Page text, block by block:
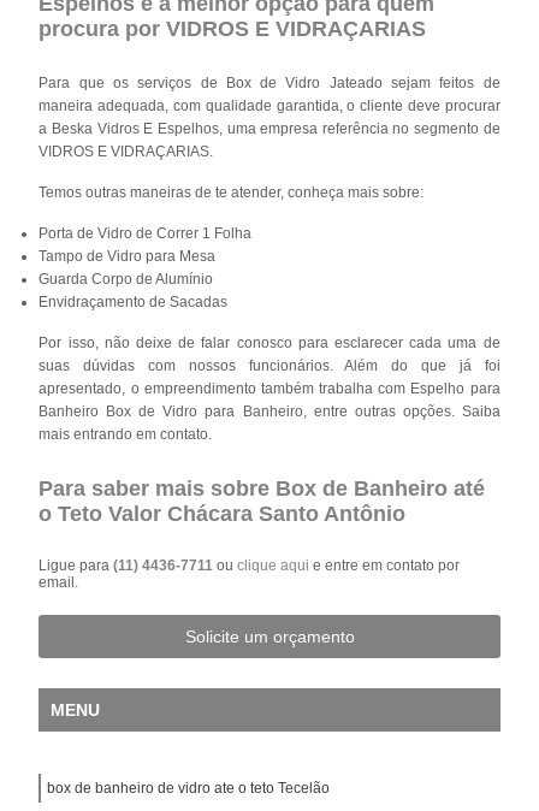
procura por VIDROS E VIDRAÇARIAS
Para que os serviços de Box de Vidro Jateado sejam feitos de
maneira adequada, com qualidade garantida, o cliente deve procurar
a Beska Vidros E Espelhos, uma empresa referência no segmento de
VIDROS E VIDRAÇARIAS.
Temos outras maneiras de te atender, conheça mais sobre:
Porta de Vidro de Correr 1 Folha
Tampo de Vidro para Mesa
Guarda Corpo de Alumínio
Envidraçamento de Sacadas
Por isso, não deixe de falar conosco para esclarecer cada uma de
suas dúvidas com nossos funcionários. Além do que já foi
apresentado, o empreendimento também trabalha com Espelho para
Banheiro Box de Vidro para Banheiro, entre outras opções. Saiba
mais entrando em contato.
Para saber mais sobre Box de Banheiro até
o Teto Valor Chácara Santo Antônio
Ligue para(11) 4436-7711ouclique aqui e entre em contato por
email.
Solicite um orçamento
MENU
box de banheiro de vidro ate o teto Tecelão